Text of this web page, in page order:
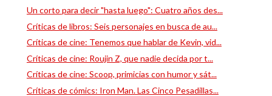
Un corto para decir "hasta luego": Cuatro años des...
Críticas de libros: Seis personajes en busca de au...
Críticas de cine: Tenemos que hablar de Kevin, vid...
Críticas de cine: Roujin Z, que nadie decida por t...
Críticas de cine: Scoop, primicias con humor y sát...
Críticas de cómics: Iron Man. Las Cinco Pesadillas...